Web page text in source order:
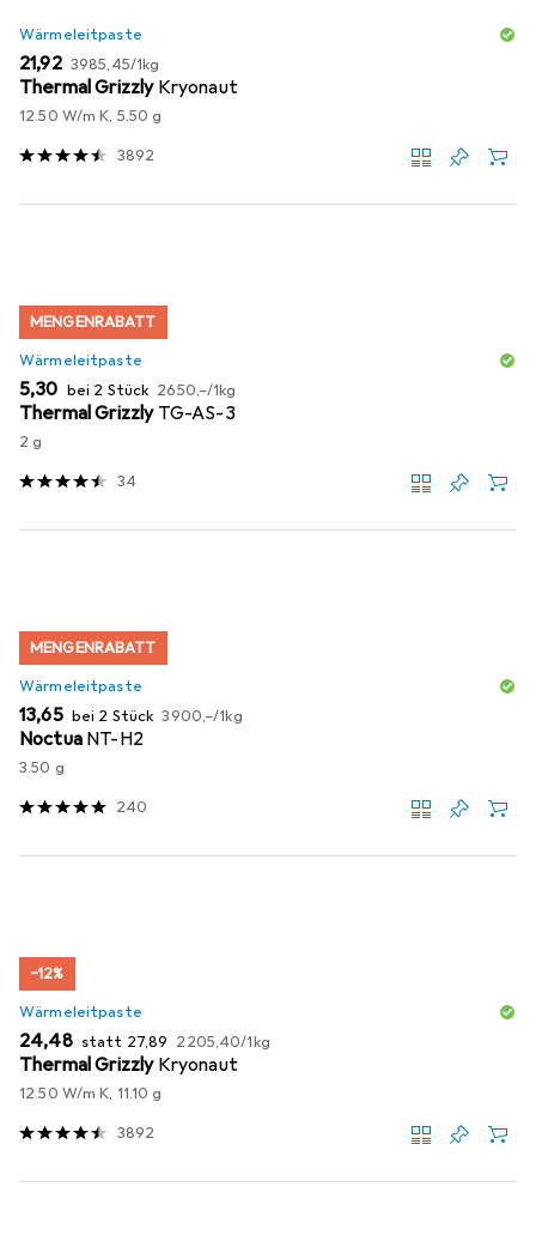
Wärmeleitpaste
EUR
21,92 EUR
3985,45/1kg
Thermal Grizzly Kryonaut
12.50 W/m K, 5.50 g
3892
MENGENRABATT
Wärmeleitpaste
EUR
5,30 bei 2 Stück EUR
2650,–/1kg
Thermal Grizzly TG-AS-3
2 g
34
MENGENRABATT
Wärmeleitpaste
EUR
13,65 bei 2 Stück EUR
3900,–/1kg
Noctua NT-H2
3.50 g
240
−12%
Wärmeleitpaste
EUR
24,48 statt EUR
27,89 EUR
2205,40/1kg
Thermal Grizzly Kryonaut
12.50 W/m K, 11.10 g
3892